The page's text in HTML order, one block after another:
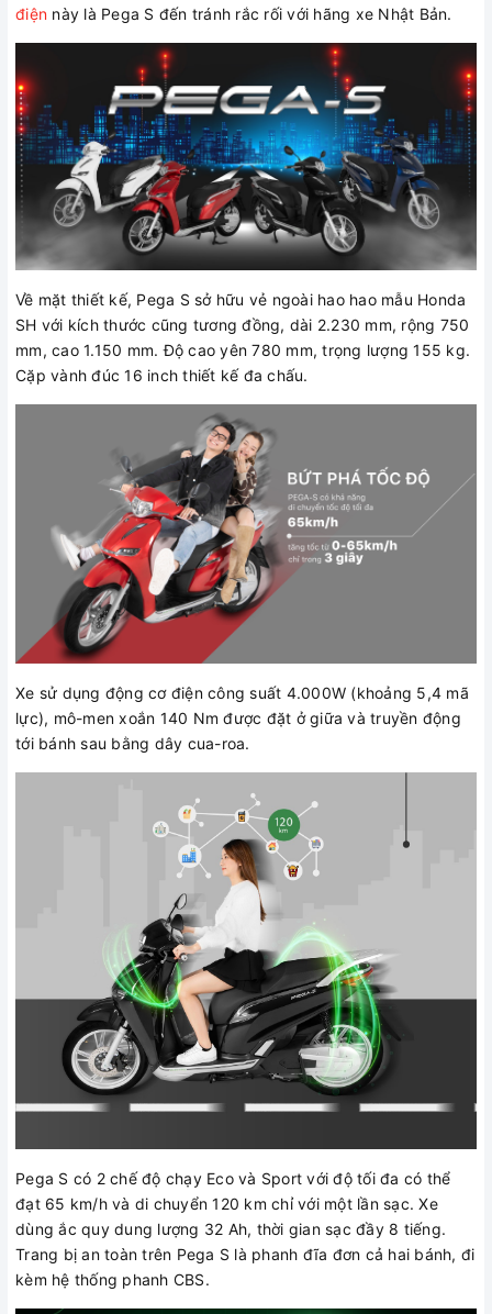
điện này là Pega S đến tránh rắc rối với hãng xe Nhật Bản.
Về mặt thiết kế, Pega S sở hữu vẻ ngoài hao hao mẫu Honda
SH với kích thước cũng tương đồng, dài 2.230 mm, rộng 750
mm, cao 1.150 mm. Độ cao yên 780 mm, trọng lượng 155 kg.
Cặp vành đúc 16 inch thiết kế đa chấu.
Xe sử dụng động cơ điện công suất 4.000W (khoảng 5,4 mã
lực), mô-men xoắn 140 Nm được đặt ở giữa và truyền động
tới bánh sau bằng dây cua-roa.
Pega S có 2 chế độ chạy Eco và Sport với độ tối đa có thể
đạt 65 km/h và di chuyển 120 km chỉ với một lần sạc. Xe
dùng ắc quy dung lượng 32 Ah, thời gian sạc đầy 8 tiếng.
Trang bị an toàn trên Pega S là phanh đĩa đơn cả hai bánh, đi
kèm hệ thống phanh CBS.